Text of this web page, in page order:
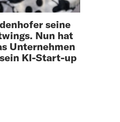
seine
Nun hat
Unternehmen
KI-Start-up